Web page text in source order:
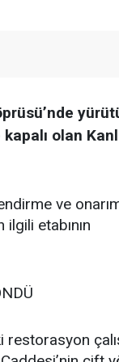
olan
ve
etabının